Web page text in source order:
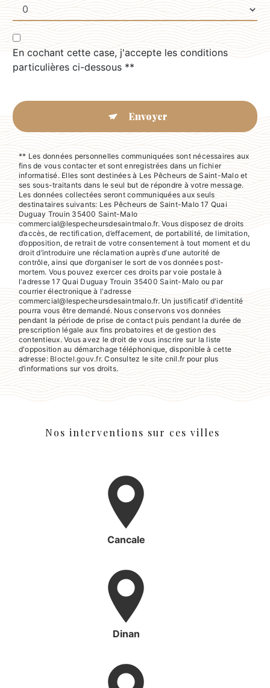
En cochant cette case, j'accepte les conditions
particulières ci-dessous **
Envoyer
** Les données personnelles communiquées sont nécessaires aux
fins de vous contacter et sont enregistrées dans un fichier
informatisé. Elles sont destinées à Les Pêcheurs de Saint-Malo et
ses sous-traitants dans le seul but de répondre à votre message.
Les données collectées seront communiquées aux seuls
destinataires suivants: Les Pêcheurs de Saint-Malo 17 Quai
Duguay Trouin 35400 Saint-Malo
commercial@lespecheursdesaintmalo.fr. Vous disposez de droits
d’accès, de rectification, d’effacement, de portabilité, de limitation,
d’opposition, de retrait de votre consentement à tout moment et du
droit d’introduire une réclamation auprès d’une autorité de
contrôle, ainsi que d’organiser le sort de vos données post-
mortem. Vous pouvez exercer ces droits par voie postale à
l'adresse 17 Quai Duguay Trouin 35400 Saint-Malo ou par
courrier électronique à l'adresse
commercial@lespecheursdesaintmalo.fr. Un justificatif d'identité
pourra vous être demandé. Nous conservons vos données
pendant la période de prise de contact puis pendant la durée de
prescription légale aux fins probatoires et de gestion des
contentieux. Vous avez le droit de vous inscrire sur la liste
d'opposition au démarchage téléphonique, disponible à cette
adresse:Bloctel.gouv.fr. Consultez le site cnil.fr pour plus
d’informations sur vos droits.
Nos interventions sur ces villes
Cancale
Dinan